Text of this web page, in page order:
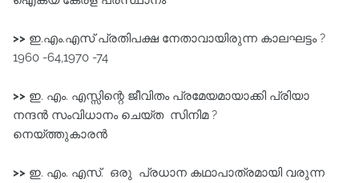
>> ഇ.എം.എസ്‌ പ്രതിപക്ഷ നേതാവായിരുന്ന കാലഘട്ടം ?
1960 -64,1970 -74
>> ഇ. എം. എസ്സിന്റെ ജീവിതം പ്രമേയമായാക്കി പ്രിയാ
നന്ദൻ സംവിധാനം ചെയ്ത സിനിമ ?
നെയ്ത്തുകാരൻ
>> ഇ. എം. എസ്. ഒരു പ്രധാന കഥാപാത്രമായി വരുന്ന